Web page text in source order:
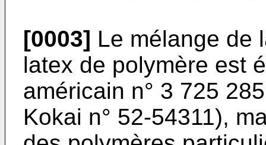
[0003] Le mélange de
latex de polymère est
américain n° 3 725
Kokai n° 52-54311),